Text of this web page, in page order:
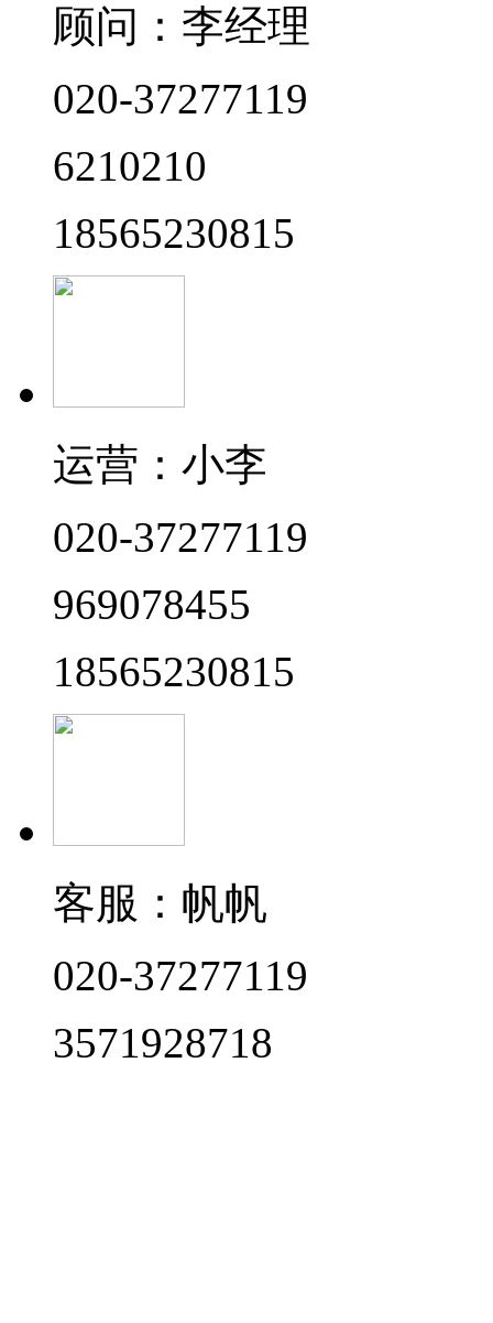
顾问：李经理
020-37277119
6210210
18565230815
运营：小李
020-37277119
969078455
18565230815
客服：帆帆
020-37277119
3571928718